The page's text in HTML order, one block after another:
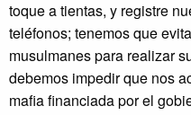
toque a tientas, y registre
teléfonos; tenemos que
musulmanes para realizar
debemos impedir que nos
mafia financiada por el